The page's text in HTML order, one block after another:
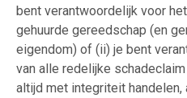
bent verantwoordelijk voor
gehuurde gereedschap (en
eigendom) of (ii) je bent
van alle redelijke
altijd met integriteit